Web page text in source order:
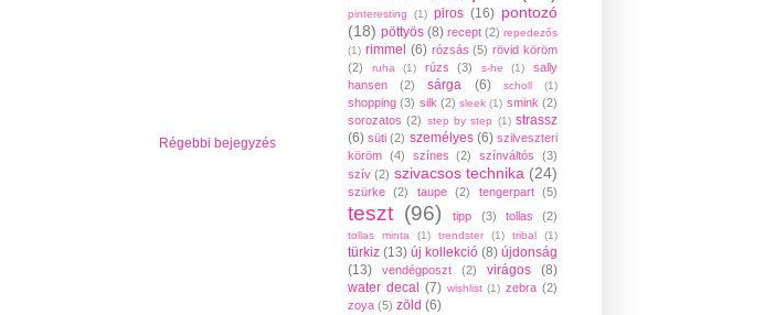
Régebbi bejegyzés
pinteresting (1) piros (16) pontozó
(18) pöttyös (8) recept (2) repedezős
(1) rimmel (6) rózsás (5) rövid köröm
(2)
ruha (1) rúzs (3) s-he (1)
sally
hansen
(2) sárga (6) scholl (1)
shopping (3) silk (2) sleek (1) smink (2)
sorozatos (2) step by step (1) strassz
(6) süti (2) személyes (6) szilveszteri
köröm (4) színes (2) színváltós
(3)
szív (2) szivacsos technika (24)
szürke (2) taupe (2) tengerpart (5)
teszt (96) tipp (3) tollas (2)
tollas minta (1) trendster (1) tribal (1)
türkiz (13) új kollekció (8) újdonság
(13)
vendégposzt (2) virágos
(8)
water decal (7) wishlist (1) zebra (2)
zoya (5) zöld (6)